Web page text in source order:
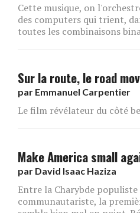
Cette musique, on
des computers qui trient,
toutes les combinaisons
Sur la route, le road
par Emmanuel Carpentier
Le film révélateur du côté
Make America small
par David Isaac Haziza
Entre la Charybde
communautariste, la